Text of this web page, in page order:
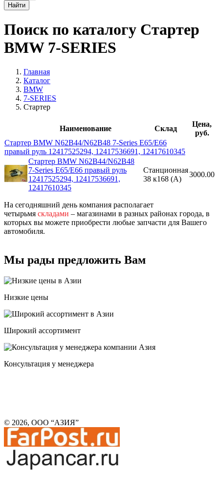
Найти
Поиск по каталогу Стартер
BMW 7-SERIES
Главная
Каталог
BMW
7-SERIES
Стартер
Наименование Склад
Цена,
руб.
Стартер BMW N62B44/N62B48 7-Series E65/E66
правый руль 12417525294, 12417536691, 12417610345
Стартер BMW N62B44/N62B48
7-Series E65/E66 правый руль
12417525294, 12417536691,
12417610345
Станционная
38 к168 (A)
3000.00
На сегодняшний день компания располагает
четырьмя складами – магазинами в разных районах города, в
которых вы можете приобрести любые запчасти для Вашего
автомобиля.
Мы рады предложить Вам
Низкие цены
Широкий ассортимент
Консультация у менеджера
© 2026, ООО “АЗИЯ”